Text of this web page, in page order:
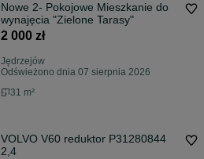
Nowe 2- Pokojowe Mieszkanie do
wynajęcia "Zielone Tarasy"
2 000 zł
Jędrzejów
Odświeżono dnia 07 sierpnia 2026
31 m²
VOLVO V60 reduktor P31280844
2,4